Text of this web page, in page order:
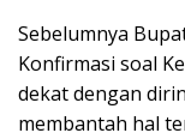
Sebelumnya
Konfirmasi soal
dekat dengan
membantah hal